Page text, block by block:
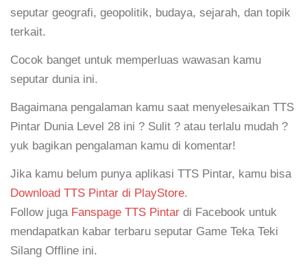
seputar geografi, geopolitik, budaya, sejarah, dan topik
terkait.
Cocok banget untuk memperluas wawasan kamu
seputar dunia ini.
Bagaimana pengalaman kamu saat menyelesaikan TTS
Pintar Dunia Level 28 ini ? Sulit ? atau terlalu mudah ?
yuk bagikan pengalaman kamu di komentar!
Jika kamu belum punya aplikasi TTS Pintar, kamu bisa
Download TTS Pintar di PlayStore.
Follow juga Fanspage TTS Pintar di Facebook untuk
mendapatkan kabar terbaru seputar Game Teka Teki
Silang Offline ini.